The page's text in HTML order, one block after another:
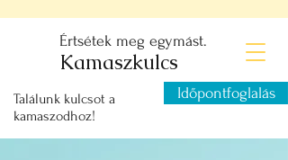
Értsétek meg egymást.
Kamaszkulcs
Találunk kulcsot a
kamaszodhoz!
Időpontfoglalás